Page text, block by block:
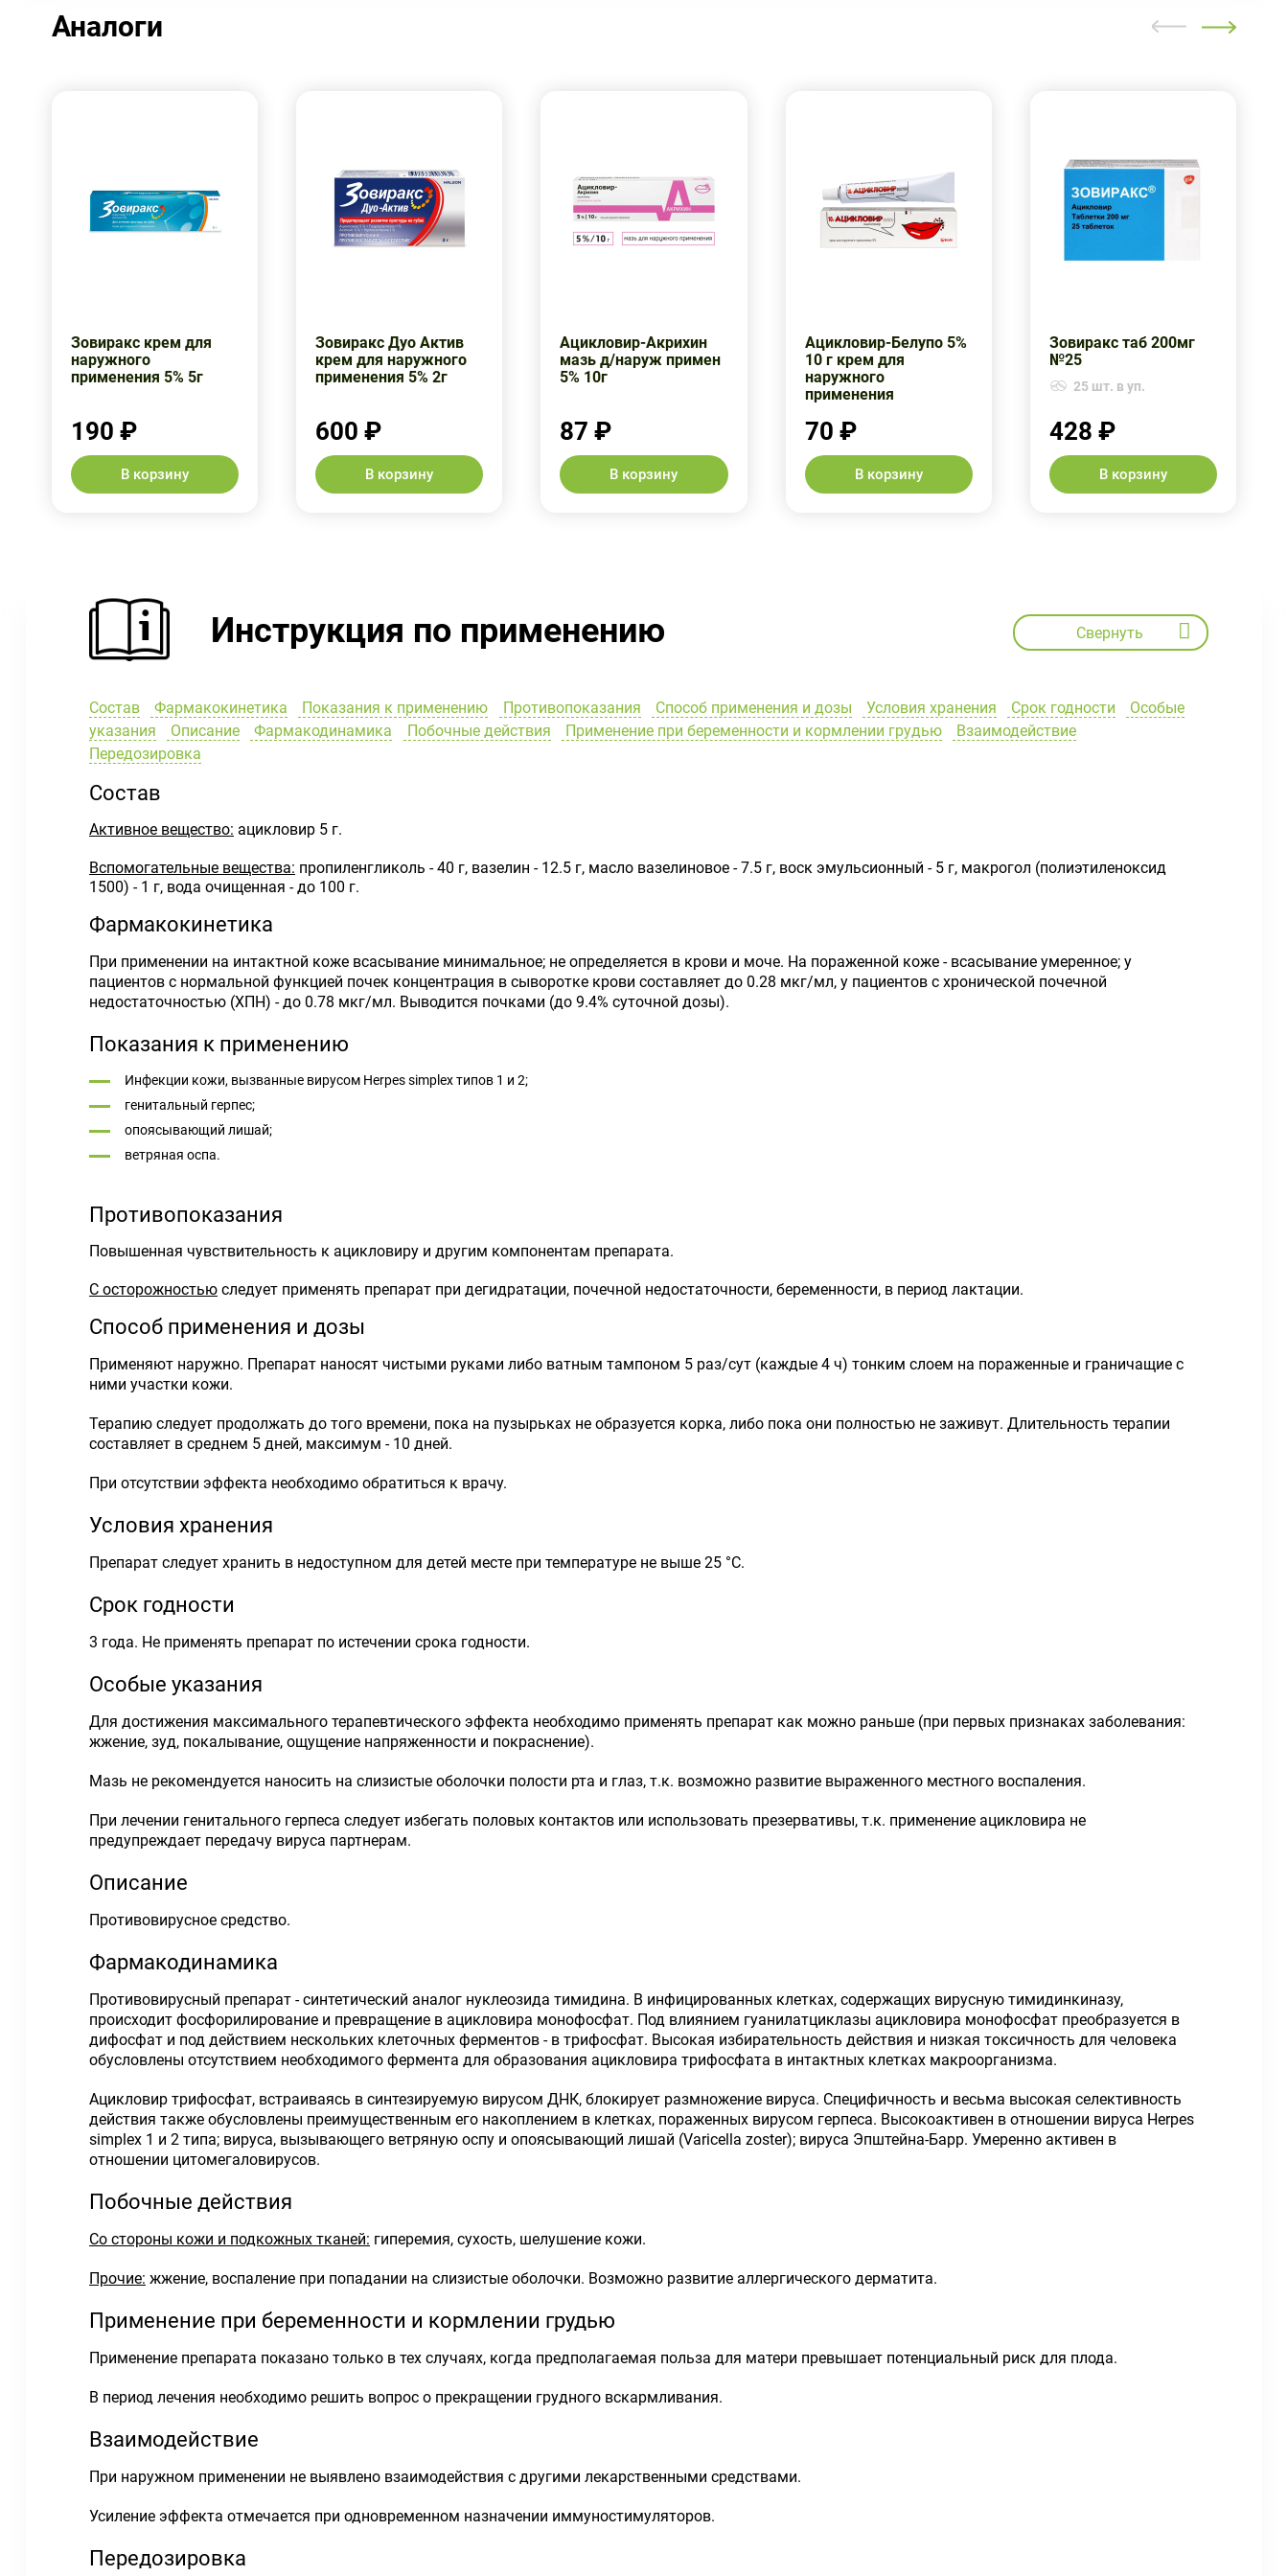
Аналоги
Зовиракс крем для
наружного
применения 5% 5г
190 ₽
В корзину
Зовиракс Дуо Актив
крем для наружного
применения 5% 2г
600 ₽
В корзину
Ацикловир-Акрихин
мазь д/наруж примен
5% 10г
87 ₽
В корзину
Ацикловир-Белупо 5%
10 г крем для
наружного
применения
70 ₽
В корзину
Зовиракс таб 200мг
№25
25 шт. в уп.
428 ₽
В корзину
Инструкция по применению Свернуть
Состав Фармакокинетика Показания к применению Противопоказания Способ применения и дозы Условия хранения Срок годности
Особые
указания
Описание Фармакодинамика Побочные действия Применение при беременности и кормлении грудью
Взаимодействие
Передозировка
Состав
Активное вещество: ацикловир 5 г.
Вспомогательные вещества: пропиленгликоль - 40 г, вазелин - 12.5 г, масло вазелиновое - 7.5 г, воск эмульсионный - 5 г, макрогол (полиэтиленоксид
1500) - 1 г, вода очищенная - до 100 г.
Фармакокинетика
При применении на интактной коже всасывание минимальное; не определяется в крови и моче. На пораженной коже - всасывание умеренное; у
пациентов с нормальной функцией почек концентрация в сыворотке крови составляет до 0.28 мкг/мл, у пациентов с хронической почечной
недостаточностью (ХПН) - до 0.78 мкг/мл. Выводится почками (до 9.4% суточной дозы).
Показания к применению
Инфекции кожи, вызванные вирусом Herpes simplex типов 1 и 2;
генитальный герпес;
опоясывающий лишай;
ветряная оспа.
Противопоказания
Повышенная чувствительность к ацикловиру и другим компонентам препарата.
С осторожностью следует применять препарат при дегидратации, почечной недостаточности, беременности, в период лактации.
Способ применения и дозы
Применяют наружно. Препарат наносят чистыми руками либо ватным тампоном 5 раз/сут (каждые 4 ч) тонким слоем на пораженные и граничащие с
ними участки кожи.
Терапию следует продолжать до того времени, пока на пузырьках не образуется корка, либо пока они полностью не заживут. Длительность терапии
составляет в среднем 5 дней, максимум - 10 дней.
При отсутствии эффекта необходимо обратиться к врачу.
Условия хранения
Препарат следует хранить в недоступном для детей месте при температуре не выше 25 °С.
Срок годности
3 года. Не применять препарат по истечении срока годности.
Особые указания
Для достижения максимального терапевтического эффекта необходимо применять препарат как можно раньше (при первых признаках заболевания:
жжение, зуд, покалывание, ощущение напряженности и покраснение).
Мазь не рекомендуется наносить на слизистые оболочки полости рта и глаз, т.к. возможно развитие выраженного местного воспаления.
При лечении генитального герпеса следует избегать половых контактов или использовать презервативы, т.к. применение ацикловира не
предупреждает передачу вируса партнерам.
Описание
Противовирусное средство.
Фармакодинамика
Противовирусный препарат - синтетический аналог нуклеозида тимидина. В инфицированных клетках, содержащих вирусную тимидинкиназу,
происходит фосфорилирование и превращение в ацикловира монофосфат. Под влиянием гуанилатциклазы ацикловира монофосфат преобразуется в
дифосфат и под действием нескольких клеточных ферментов - в трифосфат. Высокая избирательность действия и низкая токсичность для человека
обусловлены отсутствием необходимого фермента для образования ацикловира трифосфата в интактных клетках макроорганизма.
Ацикловир трифосфат, встраиваясь в синтезируемую вирусом ДНК, блокирует размножение вируса. Специфичность и весьма высокая селективность
действия также обусловлены преимущественным его накоплением в клетках, пораженных вирусом герпеса. Высокоактивен в отношении вируса Herpes
simplex 1 и 2 типа; вируса, вызывающего ветряную оспу и опоясывающий лишай (Varicella zoster); вируса Эпштейна-Барр. Умеренно активен в
отношении цитомегаловирусов.
Побочные действия
Со стороны кожи и подкожных тканей: гиперемия, сухость, шелушение кожи.
Прочие: жжение, воспаление при попадании на слизистые оболочки. Возможно развитие аллергического дерматита.
Применение при беременности и кормлении грудью
Применение препарата показано только в тех случаях, когда предполагаемая польза для матери превышает потенциальный риск для плода.
В период лечения необходимо решить вопрос о прекращении грудного вскармливания.
Взаимодействие
При наружном применении не выявлено взаимодействия с другими лекарственными средствами.
Усиление эффекта отмечается при одновременном назначении иммуностимуляторов.
Передозировка